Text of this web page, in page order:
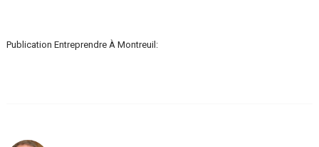
Publication Entreprendre À Montreuil: